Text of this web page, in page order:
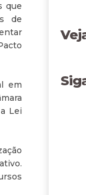
que
de
em
Lei